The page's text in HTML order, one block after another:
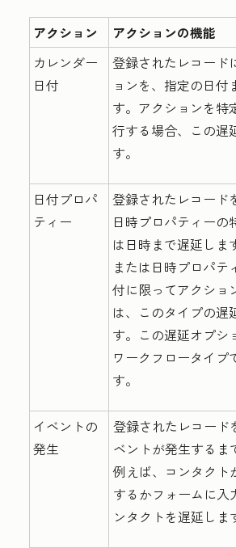
アクション
アクションの機能
カレンダー
日付
登録されたレコード
ョンを、指定の日付
す。アクションを特
行する場合、この遅
す。
日付プロパ
ティー
登録されたレコード
日時プロパティーの
は日時まで遅延しま
または日時プロパテ
付に限ってアクショ
は、このタイプの遅
す。この遅延オプシ
ワークフロータイプ
す。
イベントの
発生
登録されたレコード
ベントが発生するま
例えば、コンタクト
するかフォームに入
ンタクトを遅延しま